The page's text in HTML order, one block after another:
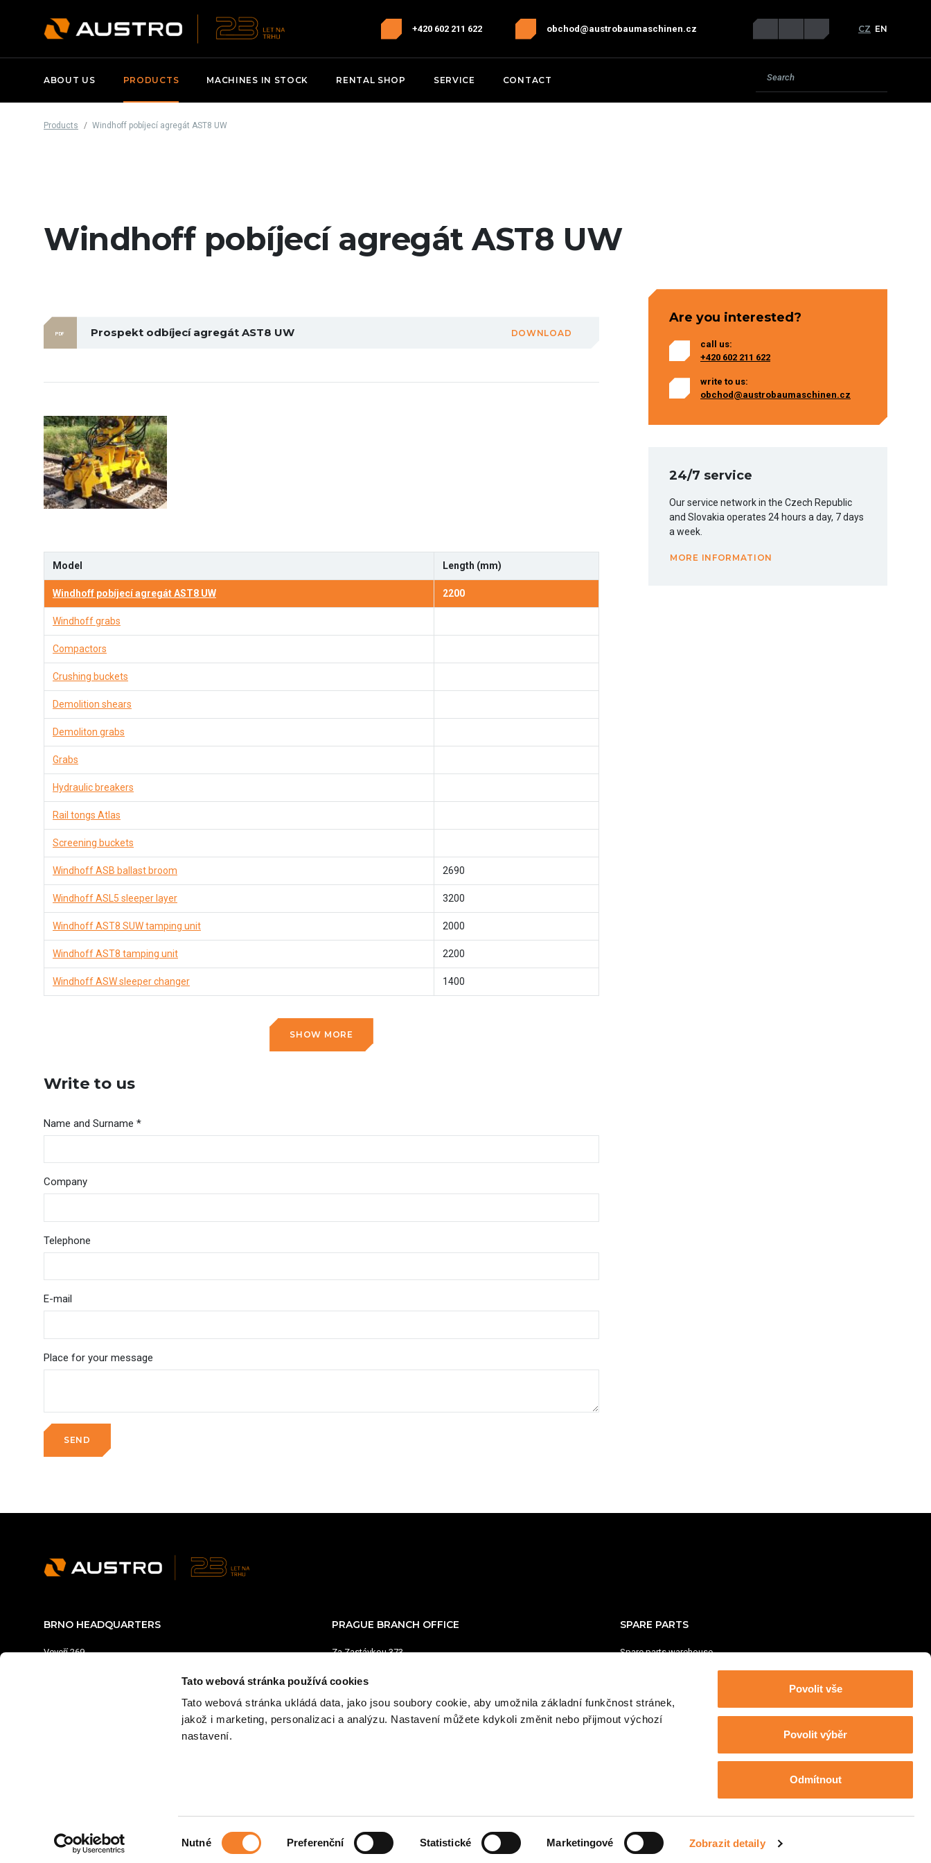
Tato webová stránka používá cookies
Tato webová stránka ukládá data, jako jsou soubory cookie, aby umožnila základní funkčnost stránek,
jakož i marketing, personalizaci a analýzu. Nastavení můžete kdykoli změnit nebo přijmout výchozí
nastavení.
Nutné Preferenční Statistické Marketingové Zobrazit detaily
Povolit vše
Povolit výběr
Odmítnout
+420 602 211 622 obchod@austrobaumaschinen.cz CZ EN
ABOUT US PRODUCTS MACHINES IN STOCK RENTAL SHOP SERVICE CONTACT
Products Windhoff pobíjecí agregát AST8 UW
Windhoff pobíjecí agregát AST8 UW
PDF Prospekt odbíjecí agregát AST8 UW DOWNLOAD
Model Length (mm)
Windhoff pobíjecí agregát AST8 UW 2200
Windhoff grabs
Compactors
Crushing buckets
Demolition shears
Demoliton grabs
Grabs
Hydraulic breakers
Rail tongs Atlas
Screening buckets
Windhoff ASB ballast broom 2690
Windhoff ASL5 sleeper layer 3200
Windhoff AST8 SUW tamping unit 2000
Windhoff AST8 tamping unit 2200
Windhoff ASW sleeper changer 1400
SHOW MORE
Write to us
Name and Surname *
Company
Telephone
E-mail
Place for your message
Are you interested?
call us:
+420 602 211 622
write to us:
obchod@austrobaumaschinen.cz
24/7 service
Our service network in the Czech Republic
and Slovakia operates 24 hours a day, 7 days
a week.
MORE INFORMATION
BRNO HEADQUARTERS
Veveří 269
PRAGUE BRANCH OFFICE
Za Zastávkou 373
Monday - Friday: 7:00–16:30
+420 603 486 076
SPARE PARTS
Spare parts warehouse
+420 724 255 991
sklad@austrobaumaschinen.cz
DISCLAMER CAREER © 2002–2026 Austrobaumaschinen s.r.o., design by